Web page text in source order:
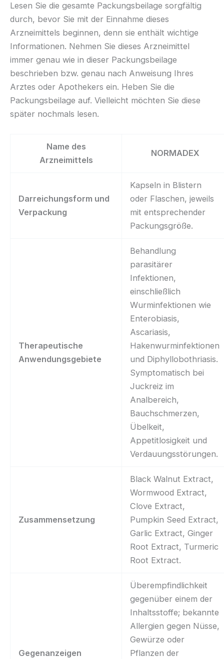
Lesen Sie die gesamte Packungsbeilage sorgfältig
durch, bevor Sie mit der Einnahme dieses
Arzneimittels beginnen, denn sie enthält wichtige
Informationen. Nehmen Sie dieses Arzneimittel
immer genau wie in dieser Packungsbeilage
beschrieben bzw. genau nach Anweisung Ihres
Arztes oder Apothekers ein. Heben Sie die
Packungsbeilage auf. Vielleicht möchten Sie diese
später nochmals lesen.
Name des
Arzneimittels
NORMADEX
Darreichungsform und
Verpackung
Kapseln in Blistern
oder Flaschen, jeweils
mit entsprechender
Packungsgröße.
Therapeutische
Anwendungsgebiete
Behandlung
parasitärer
Infektionen,
einschließlich
Wurminfektionen wie
Enterobiasis,
Ascariasis,
Hakenwurminfektionen
und Diphyllobothriasis.
Symptomatisch bei
Juckreiz im
Analbereich,
Bauchschmerzen,
Übelkeit,
Appetitlosigkeit und
Verdauungsstörungen.
Zusammensetzung
Black Walnut Extract,
Wormwood Extract,
Clove Extract,
Pumpkin Seed Extract,
Garlic Extract, Ginger
Root Extract, Turmeric
Root Extract.
Gegenanzeigen
Überempfindlichkeit
gegenüber einem der
Inhaltsstoffe; bekannte
Allergien gegen Nüsse,
Gewürze oder
Pflanzen der